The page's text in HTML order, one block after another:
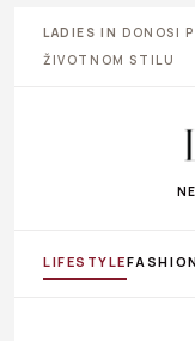
LADIES IN DONOSI
ŽIVOTNOM STILU
LIFESTYLE